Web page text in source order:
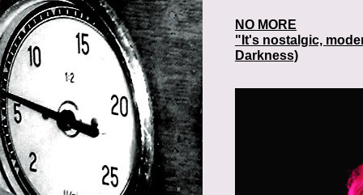
NO MORE
"It's nostalgic,
Darkness)